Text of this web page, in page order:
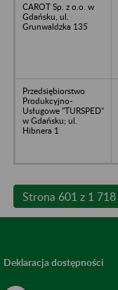
CAROT Sp. z o.o. w
Gdańsku, ul.
Grunwaldzka 135
Przedsiębiorstwo
Produkcyjno-
Usługowe "TURSPED"
w Gdańsku; ul.
Hibnera 1
Strona 601 z 1 718
Deklaracja dostępności